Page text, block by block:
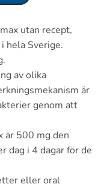
utan recept,
hela Sverige.
av olika
är
genom att
är 500 mg den
dag i 4 dagar för de
eller oral